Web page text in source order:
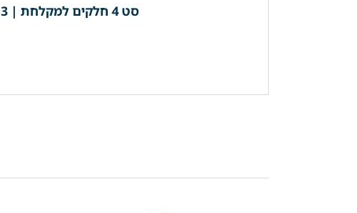
סט 4 חלקים למקלחת | 3 קולבים + מחזיק נייר (מוט מגבת רחצה 40 ס"מ) *בהדבקה* | זהב מוברש | מק"ט 203BG